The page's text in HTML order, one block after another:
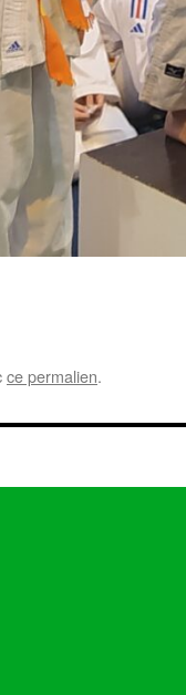
ce permalien.